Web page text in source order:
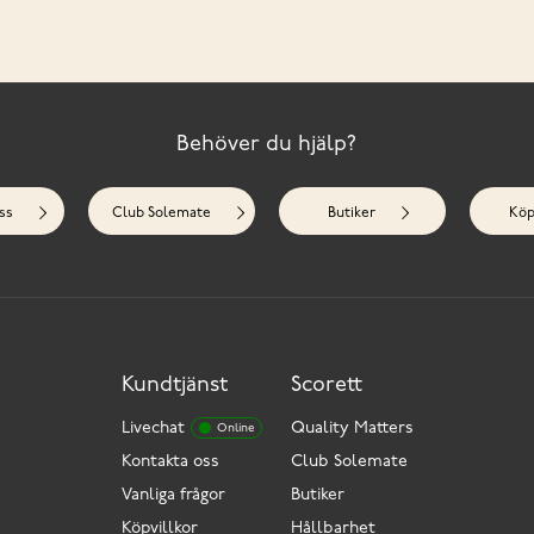
Behöver du hjälp?
Club Solemate Butiker
Kundtjänst
Livechat Online
Kontakta oss
Vanliga frågor
Köpvillkor
Scorett
Quality Matters
Club Solemate
Butiker
Hållbarhet